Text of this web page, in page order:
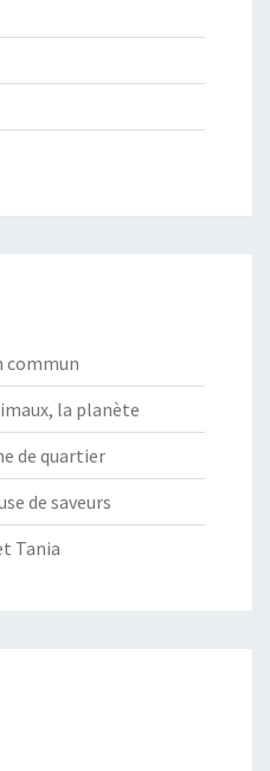
commun
la planète
de quartier
de saveurs
Tania